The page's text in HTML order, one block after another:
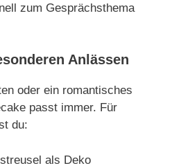
zum Gesprächsthema
Anlässen
oder ein romantisches
passt immer. Für
du:
als Deko